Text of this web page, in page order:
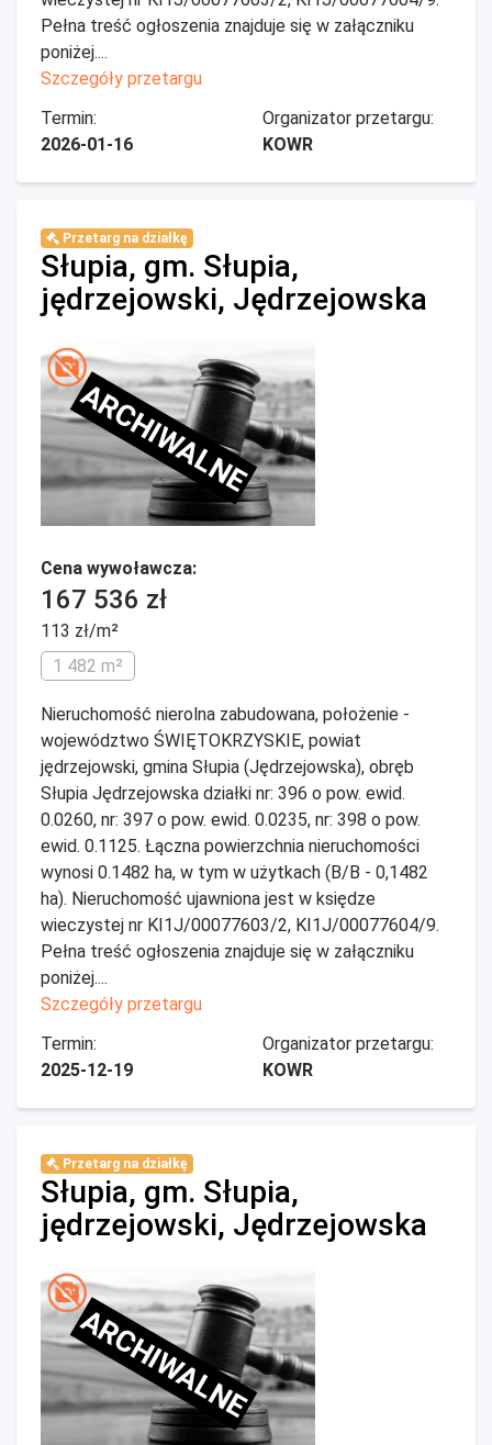
Pełna treść ogłoszenia znajduje się w załączniku
poniżej....
Szczegóły przetargu
Termin:
2026-01-16
Organizator przetargu:
KOWR
Przetarg na działkę
Słupia, gm. Słupia,
jędrzejowski, Jędrzejowska
ARCHIWALNE
Cena wywoławcza:
167 536 zł
113 zł/m²
1 482 m²
Nieruchomość nierolna zabudowana, położenie -
województwo ŚWIĘTOKRZYSKIE, powiat
jędrzejowski, gmina Słupia (Jędrzejowska), obręb
Słupia Jędrzejowska działki nr: 396 o pow. ewid.
0.0260, nr: 397 o pow. ewid. 0.0235, nr: 398 o pow.
ewid. 0.1125. Łączna powierzchnia nieruchomości
wynosi 0.1482 ha, w tym w użytkach (B/B - 0,1482
ha). Nieruchomość ujawniona jest w księdze
wieczystej nr KI1J/00077603/2, KI1J/00077604/9.
Pełna treść ogłoszenia znajduje się w załączniku
poniżej....
Szczegóły przetargu
Termin:
2025-12-19
Organizator przetargu:
KOWR
Przetarg na działkę
Słupia, gm. Słupia,
jędrzejowski, Jędrzejowska
ARCHIWALNE